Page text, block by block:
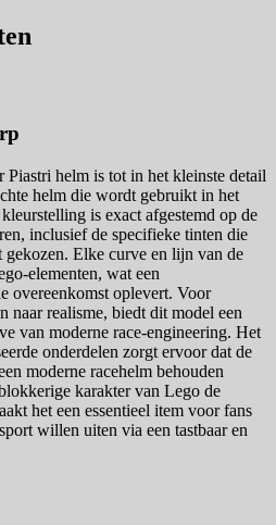
Piastri helm is tot in het kleinste detail
helm die wordt gebruikt in het
is exact afgestemd op de
inclusief de specifieke tinten die
gekozen. Elke curve en lijn van de
elementen, wat een
overeenkomst oplevert. Voor
naar realisme, biedt dit model een
van moderne race-engineering. Het
onderdelen zorgt ervoor dat de
moderne racehelm behouden
karakter van Lego de
het een essentieel item voor fans
willen uiten via een tastbaar en